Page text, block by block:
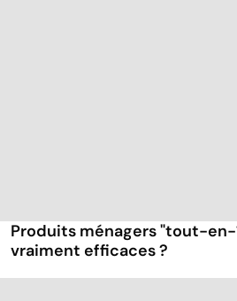
Produits ménagers "tout-en-
vraiment efficaces ?